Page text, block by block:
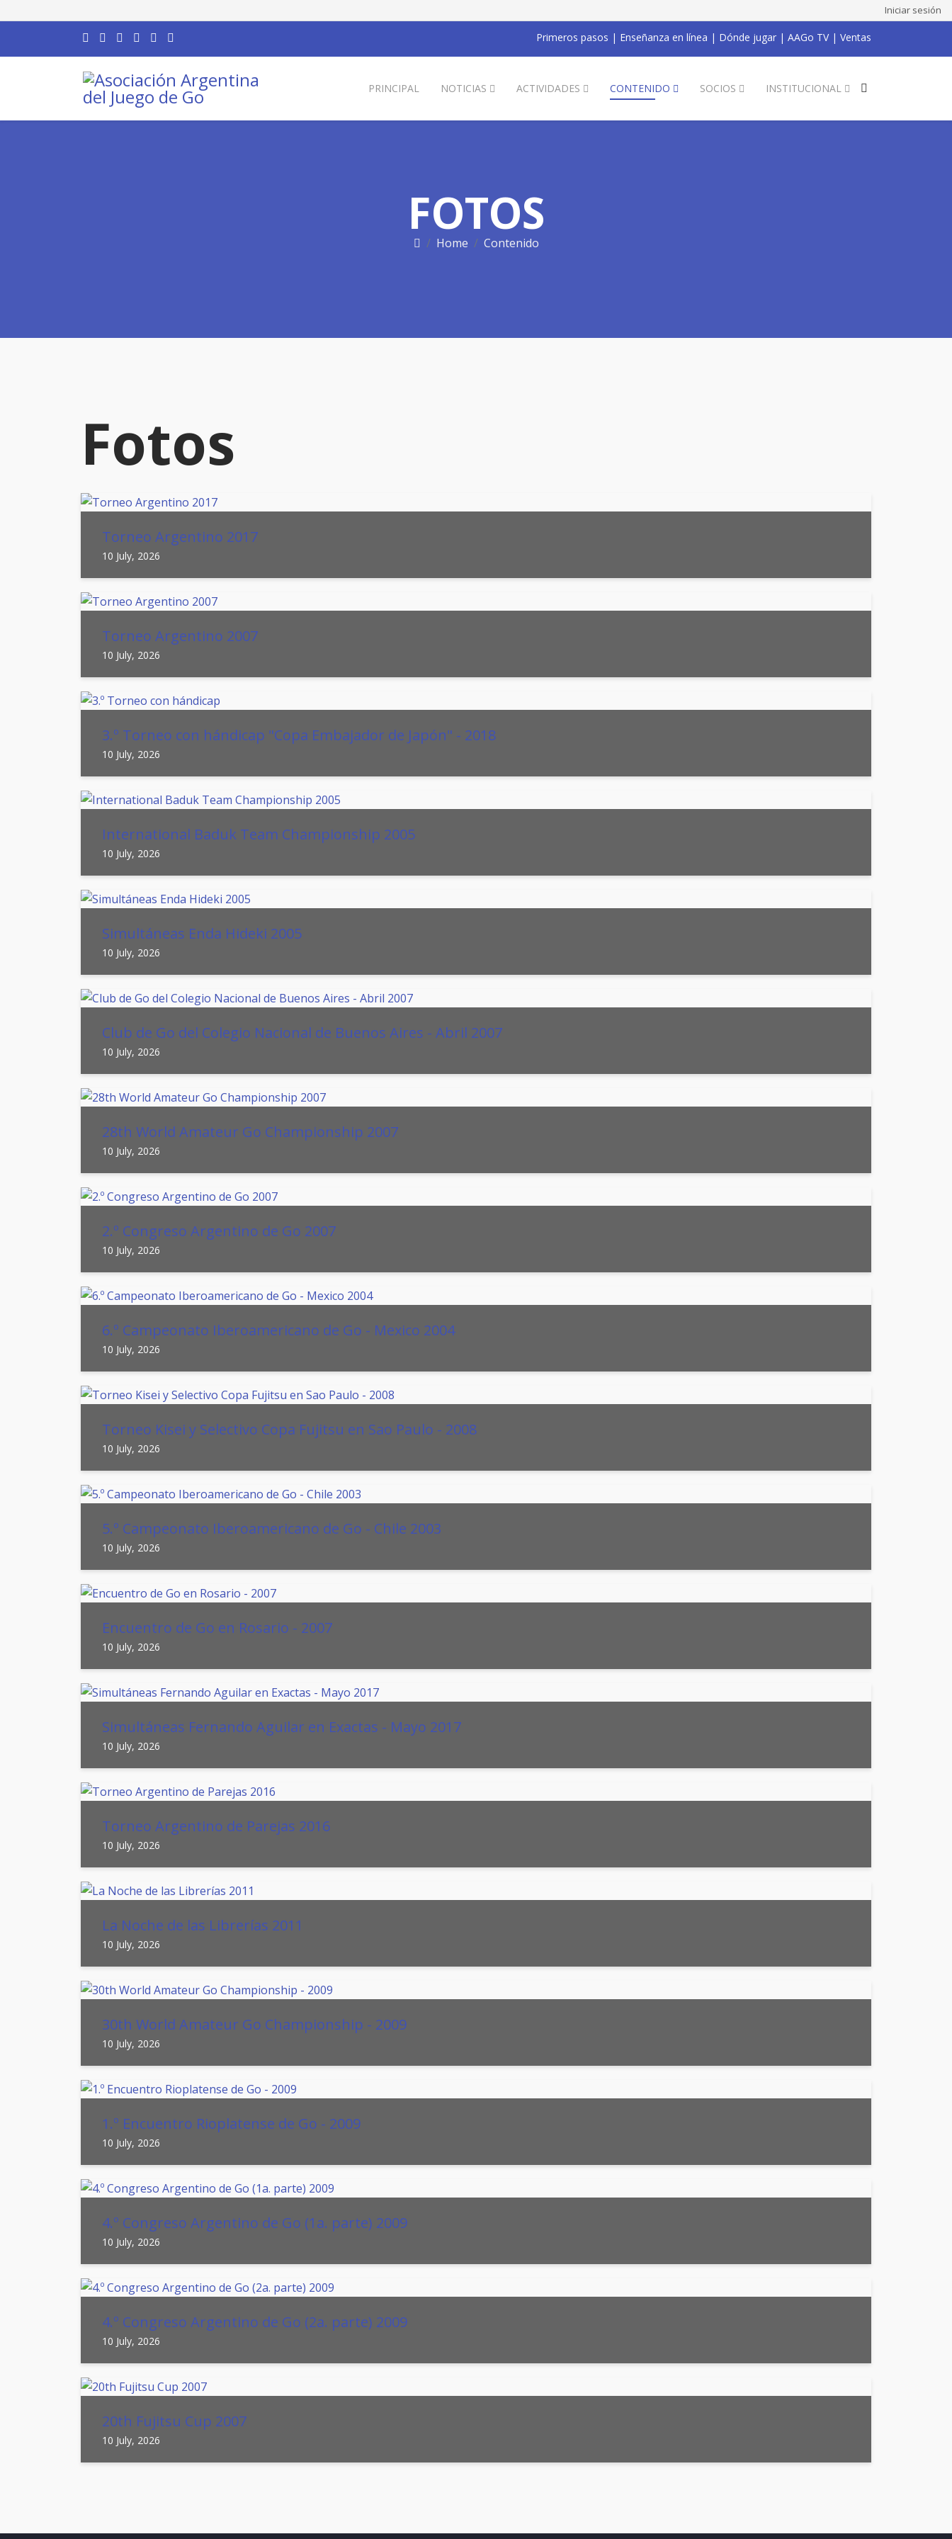
Iniciar sesión
Primeros pasos | Enseñanza en línea | Dónde jugar | AAGo TV| Ventas
PRINCIPAL NOTICIAS ACTIVIDADES CONTENIDO SOCIOS INSTITUCIONAL
FOTOS
Home Contenido
Fotos
Torneo Argentino 2017
10 July, 2026
Torneo Argentino 2007
10 July, 2026
3.º Torneo con hándicap "Copa Embajador de Japón" - 2018
10 July, 2026
International Baduk Team Championship 2005
10 July, 2026
Simultáneas Enda Hideki 2005
10 July, 2026
Club de Go del Colegio Nacional de Buenos Aires - Abril 2007
10 July, 2026
28th World Amateur Go Championship 2007
10 July, 2026
2.º Congreso Argentino de Go 2007
10 July, 2026
6.º Campeonato Iberoamericano de Go - Mexico 2004
10 July, 2026
Torneo Kisei y Selectivo Copa Fujitsu en Sao Paulo - 2008
10 July, 2026
5.º Campeonato Iberoamericano de Go - Chile 2003
10 July, 2026
Encuentro de Go en Rosario - 2007
10 July, 2026
Simultáneas Fernando Aguilar en Exactas - Mayo 2017
10 July, 2026
Torneo Argentino de Parejas 2016
10 July, 2026
La Noche de las Librerías 2011
10 July, 2026
30th World Amateur Go Championship - 2009
10 July, 2026
1.º Encuentro Rioplatense de Go - 2009
10 July, 2026
4.º Congreso Argentino de Go (1a. parte) 2009
10 July, 2026
4.º Congreso Argentino de Go (2a. parte) 2009
10 July, 2026
20th Fujitsu Cup 2007
10 July, 2026